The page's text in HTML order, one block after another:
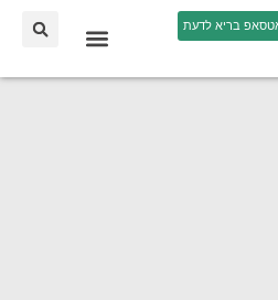
בריא לדעת